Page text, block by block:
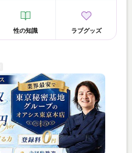
性の知識 ラブグッズ